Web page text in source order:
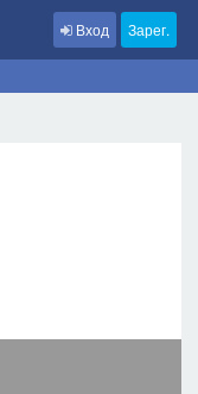
Вход Зарег.